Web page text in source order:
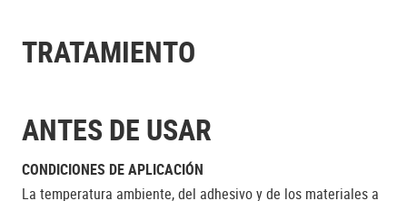
TRATAMIENTO
ANTES DE USAR
CONDICIONES DE APLICACIÓN
La temperatura ambiente, del adhesivo y de los materiales a